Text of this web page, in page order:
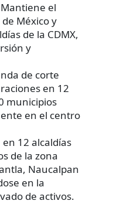
el
México y
de la CDMX,
y
de corte
en 12
municipios
en el centro
en 12 alcaldías
de la zona
Naucalpan
en la
de activos.